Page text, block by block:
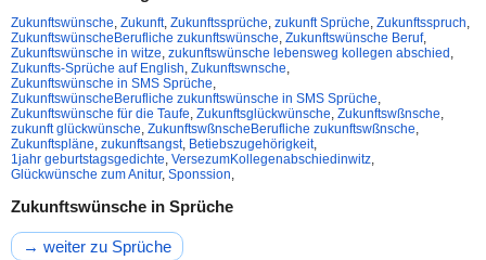
Zukunftswünsche, Zukunft, Zukunftssprüche, zukunft Sprüche, Zukunftsspruch,
ZukunftswünscheBerufliche zukunftswünsche, Zukunftswünsche Beruf,
Zukunftswünsche in witze, zukunftswünsche lebensweg kollegen abschied ,
Zukunfts-Sprüche auf English, Zukunftswnsche,
Zukunftswünsche in SMS Sprüche,
ZukunftswünscheBerufliche zukunftswünsche in SMS Sprüche,
Zukunftswünsche für die Taufe, Zukunftsglückwünsche, Zukunftswßnsche,
zukunft glückwünsche, ZukunftswßnscheBerufliche zukunftswßnsche,
Zukunftspläne, zukunftsangst, Betiebszugehörigkeit,
1jahr geburtstagsgedichte, VersezumKollegenabschiedinwitz,
Glückwünsche zum Anitur, Sponssion,
Zukunftswünsche in Sprüche
→ weiter zu Sprüche